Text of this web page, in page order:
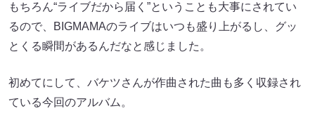
もちろん“ライブだから届く”ということも大事にされてい
るので、BIGMAMAのライブはいつも盛り上がるし、グッ
とくる瞬間があるんだなと感じました。
初めてにして、バケツさんが作曲された曲も多く収録され
ている今回のアルバム。